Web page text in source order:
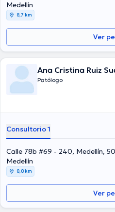
Medellín
8,7 km
Ver
Ana Cristina Ruiz
Patólogo
Consultorio 1
Calle 78b #69 - 240, Medellín,
Medellín
8,8 km
Ver